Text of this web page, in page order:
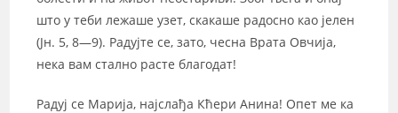
што у теби лежаше узет, скакаше радосно као јелен
(Јн. 5, 8—9). Радујте се, зато, чесна Врата Овчија,
нека вам стално расте благодат!
Радуј се Марија, најслађа Кћери Анина! Опет ме ка